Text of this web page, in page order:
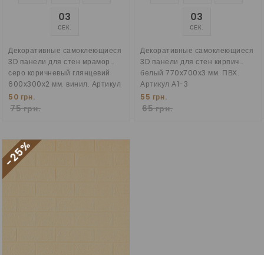
02
СЕК.
Декоративные самоклеющиеся
3D панели для стен мрамор
серо коричневый глянцевий
600х300х2 мм. винил. Артикул
F08
50 грн.
75 грн.
02
СЕК.
Декоративные самоклеющиеся
3D панели для стен кирпич
белый 770х700х3 мм. ПВХ.
Артикул А1-3
55 грн.
65 грн.
-25%